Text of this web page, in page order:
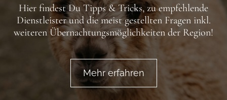
Hier findest Du Tipps & Tricks, zu empfehlende
Dienstleister und die meist gestellten Fragen inkl.
weiteren Übernachtungsmöglichkeiten der Region!
Mehr erfahren